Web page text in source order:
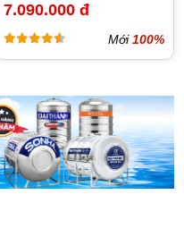
7.090.000 đ
Mới100%